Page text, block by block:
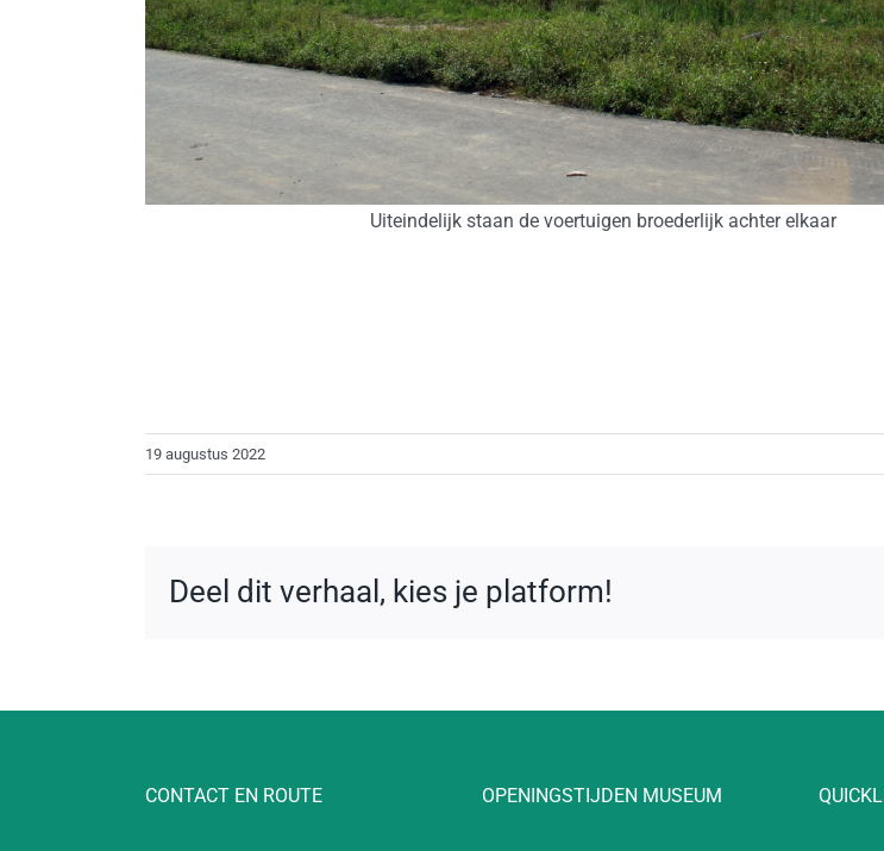
Uiteindelijk staan de voertuigen broederlijk achter elkaar
19 augustus 2022
Deel dit verhaal, kies je platform!
CONTACT EN ROUTE OPENINGSTIJDEN MUSEUM